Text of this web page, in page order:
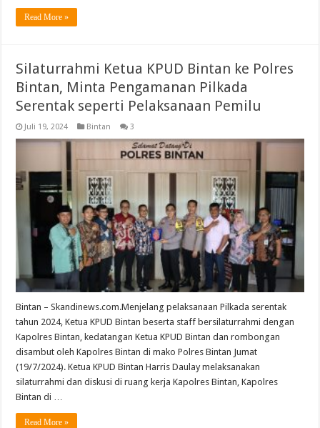
Read More »
Silaturrahmi Ketua KPUD Bintan ke Polres
Bintan, Minta Pengamanan Pilkada
Serentak seperti Pelaksanaan Pemilu
Juli 19, 2024 Bintan 3
Bintan – Skandinews.com.Menjelang pelaksanaan Pilkada serentak
tahun 2024, Ketua KPUD Bintan beserta staff bersilaturrahmi dengan
Kapolres Bintan, kedatangan Ketua KPUD Bintan dan rombongan
disambut oleh Kapolres Bintan di mako Polres Bintan Jumat
(19/7/2024). Ketua KPUD Bintan Harris Daulay melaksanakan
silaturrahmi dan diskusi di ruang kerja Kapolres Bintan, Kapolres
Bintan di …
Read More »